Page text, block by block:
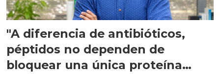
"A diferencia de antibióticos,
péptidos no dependen de
bloquear una única proteína